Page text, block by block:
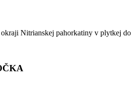
Nitrianskej pahorkatiny v plytkej